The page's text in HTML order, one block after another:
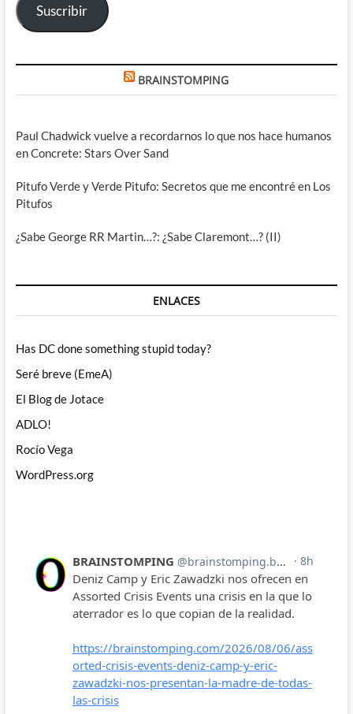
Suscribir
BRAINSTOMPING
Paul Chadwick vuelve a recordarnos lo que nos hace humanos
en Concrete: Stars Over Sand
Pitufo Verde y Verde Pitufo: Secretos que me encontré en Los
Pitufos
¿Sabe George RR Martin…?: ¿Sabe Claremont…? (II)
ENLACES
Has DC done something stupid today?
Seré breve (EmeA)
El Blog de Jotace
ADLO!
Rocío Vega
WordPress.org